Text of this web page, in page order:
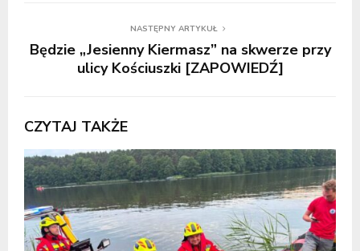
NASTĘPNY ARTYKUŁ
Będzie „Jesienny Kiermasz” na skwerze przy
ulicy Kościuszki [ZAPOWIEDŹ]
CZYTAJ TAKŻE